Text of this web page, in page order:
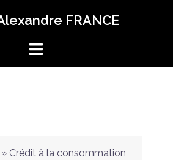
FRANCE
» Crédit à la consommation